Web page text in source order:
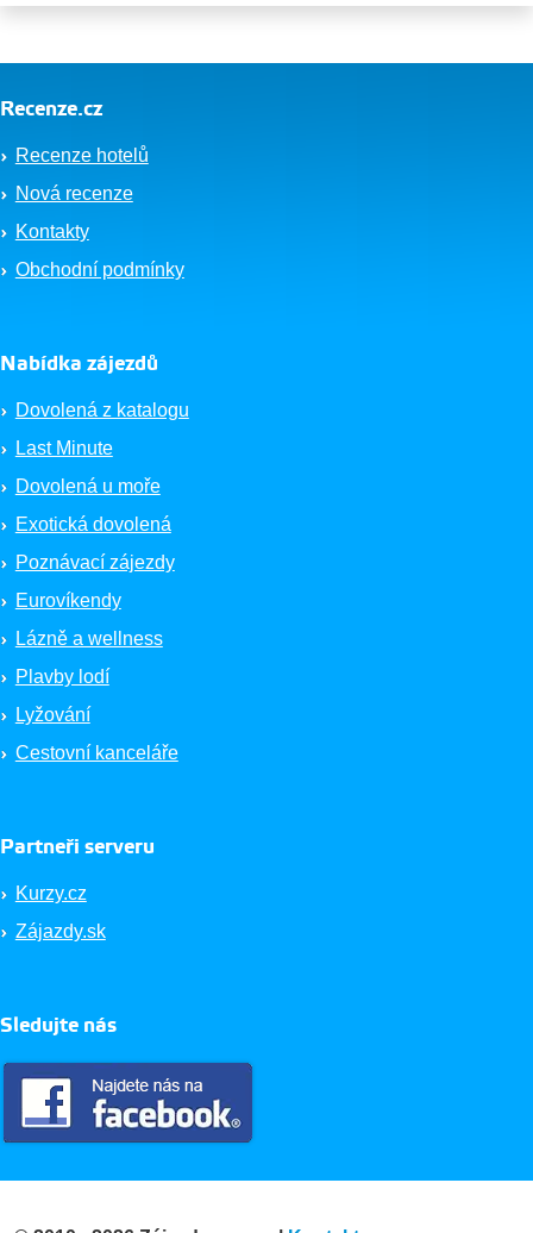
Recenze.cz
Recenze hotelů
Nová recenze
Kontakty
Obchodní podmínky
Nabídka zájezdů
Dovolená z katalogu
Last Minute
Dovolená u moře
Exotická dovolená
Poznávací zájezdy
Eurovíkendy
Lázně a wellness
Plavby lodí
Lyžování
Cestovní kanceláře
Partneři serveru
Kurzy.cz
Zájazdy.sk
Sledujte nás